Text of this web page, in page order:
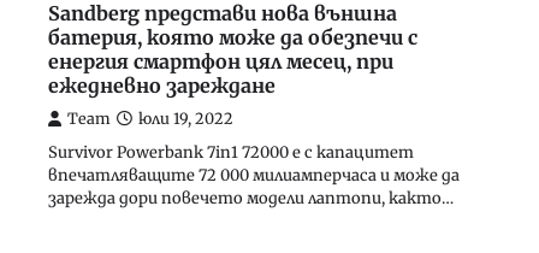
Sandberg представи нова външна
батерия, която може да обезпечи с
енергия смартфон цял месец, при
ежедневно зареждане
Team юли 19, 2022
Survivor Powerbank 7in1 72000 е с капацитет
впечатляващите 72 000 милиамперчаса и може да
зарежда дори повечето модели лаптопи, както…